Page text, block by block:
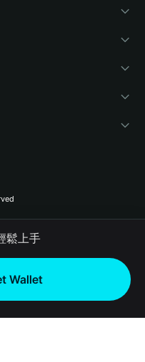
鬆上手
Wallet